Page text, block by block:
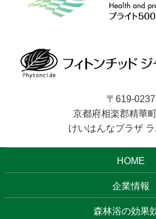
〒619-0237
京都府相楽郡精華
けいはんなプラザ
HOME
企業情報
森林浴の効果